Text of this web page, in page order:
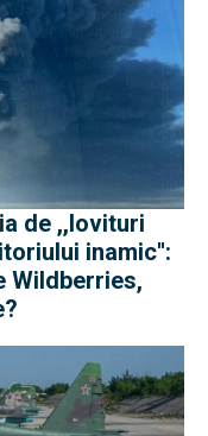
de ,,lovituri
inamic'':
Wildberries,